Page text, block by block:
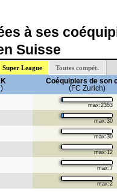
à ses
Suisse
Super League Toutes compét.
Coéquipiers de son
(FC Zurich)
max:2353
max:30
max:30
max:12
max:7
max:2